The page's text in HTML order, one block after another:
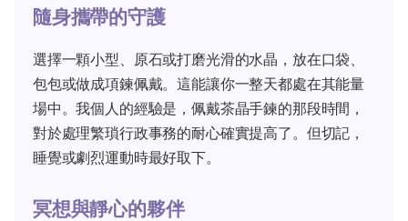
隨身攜帶的守護
選擇一顆小型、原石或打磨光滑的水晶，放在口袋、
包包或做成項鍊佩戴。這能讓你一整天都處在其能量
場中。我個人的經驗是，佩戴茶晶手鍊的那段時間，
對於處理繁瑣行政事務的耐心確實提高了。但切記，
睡覺或劇烈運動時最好取下。
冥想與靜心的夥伴